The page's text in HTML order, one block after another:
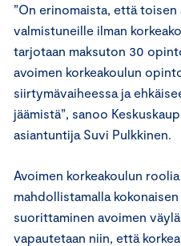
”On erinomaista, että
valmistuneille ilman
tarjotaan maksuton 30
avoimen korkeakoulun
siirtymävaiheessa ja
jäämistä”, sanoo
asiantuntija Suvi Pulkkinen.
Avoimen korkeakoulun
mahdollistamalla
suorittaminen avoimen
vapautetaan niin, että